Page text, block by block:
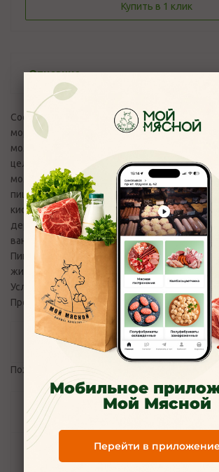
Купить в 1 клик
Описание
Состав: нормализованное молоко, сахар,
мороженое пломбир ванильный (молоко
молоко цельное сгущенное с сахаром
цельное, молоко обезжиренное, сахароза,
молоко сухое обезжиренное, глюкозный
пищевая добавка (эмульгатор -моно- и
кислот, стабилизаторы: гуаровая камедь,
дерева, камедь тары, каррагинан),
ваниль), ароматизатор, стабилизатор -
Пищевая ценность на 100 г: Калорийность
жир - 2,0 г, Белки — 2,9 г, Углеводы — 11,3 г
Условия хранения от +2°С до +4°С
Производство: АО "Озерский молочный
Отзывы
Пожалуйста,
Задать вопрос
Мобильное
Мой Мясной
Перейти в